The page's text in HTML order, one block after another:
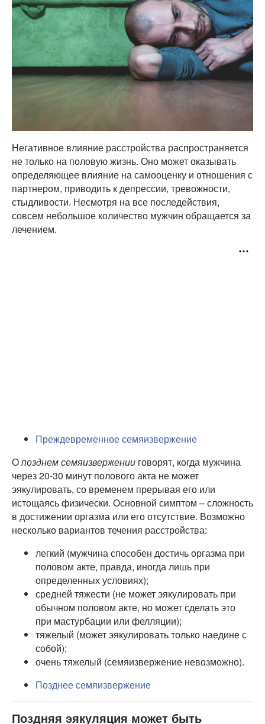
Негативное влияние расстройства распространяется
не только на половую жизнь. Оно может оказывать
определяющее влияние на самооценку и отношения с
партнером, приводить к депрессии, тревожности,
стыдливости. Несмотря на все последействия,
совсем небольшое количество мужчин обращается за
лечением.
Преждевременное семяизвержение
Опозднем семяизвержении говорят, когда мужчина
через 20-30 минут полового акта не может
эякулировать, со временем прерывая его или
истощаясь физически. Основной симптом – сложность
в достижении оргазма или его отсутствие. Возможно
несколько вариантов течения расстройства:
легкий (мужчина способен достичь оргазма при
половом акте, правда, иногда лишь при
определенных условиях);
средней тяжести (не может эякулировать при
обычном половом акте, но может сделать это
при мастурбации или фелляции);
тяжелый (может эякулировать только наедине с
собой);
очень тяжелый (семяизвержение невозможно).
Позднее семяизвержение
Поздняя эякуляция может быть